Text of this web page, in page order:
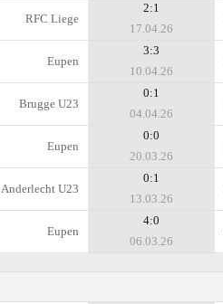
RFC Liege
2:1
17.04.26
Eupen
3:3
10.04.26
Brugge U23
0:1
04.04.26
Eupen
0:0
20.03.26
Anderlecht U23
0:1
13.03.26
Eupen
4:0
06.03.26